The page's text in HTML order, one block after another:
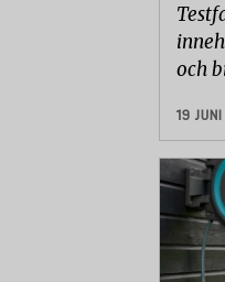
och
19 JUNI